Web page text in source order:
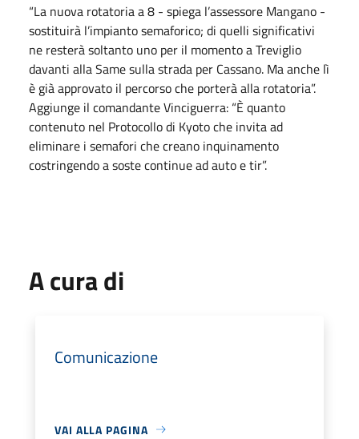
“La nuova rotatoria a 8 - spiega l’assessore Mangano -
sostituirà l’impianto semaforico; di quelli significativi
ne resterà soltanto uno per il momento a Treviglio
davanti alla Same sulla strada per Cassano. Ma anche lì
è già approvato il percorso che porterà alla rotatoria”.
Aggiunge il comandante Vinciguerra: “È quanto
contenuto nel Protocollo di Kyoto che invita ad
eliminare i semafori che creano inquinamento
costringendo a soste continue ad auto e tir”.
A cura di
Comunicazione
VAI ALLA PAGINA